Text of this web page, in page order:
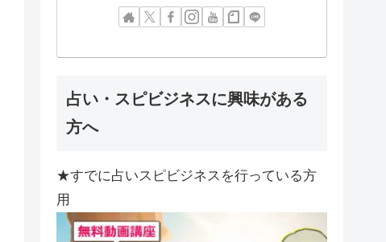
占い・スピビジネスに興味がある
方へ
★すでに占いスピビジネスを行っている方
用